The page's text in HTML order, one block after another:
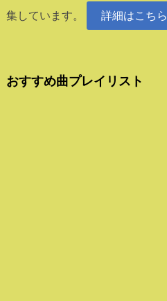
集しています。
詳細はこちら
おすすめ曲プレイリスト